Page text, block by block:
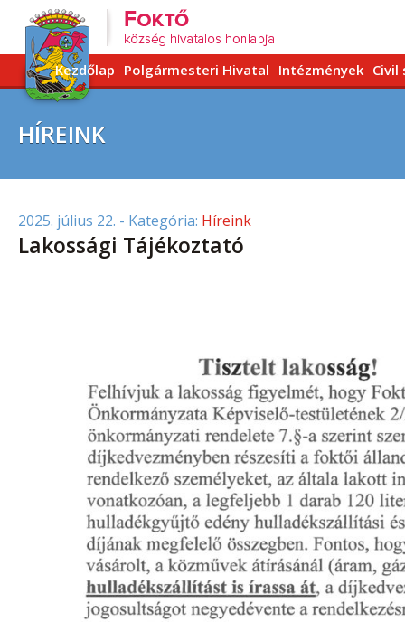
Kezdőlap Polgármesteri Hivatal Intézmények Civil
HÍREINK
2025. július 22. - Kategória: Híreink
Lakossági Tájékoztató